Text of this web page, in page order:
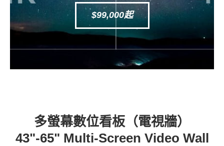
$99,000起
多螢幕數位看板（電視牆）
43"-65" Multi-Screen Video Wall